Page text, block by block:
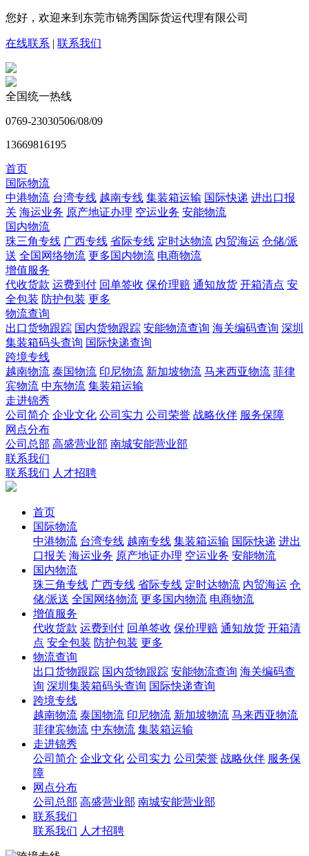
您好，欢迎来到东莞市锦秀国际货运代理有限公司
在线联系 | 联系我们
全国统一热线
0769-23030506/08/09
13669816195
首页
国际物流
中港物流 台湾专线 越南专线 集装箱运输 国际快递 进出口报
关 海运业务 原产地证办理 空运业务 安能物流
国内物流
珠三角专线 广西专线 省际专线 定时达物流 内贸海运 仓储/派
送 全国网络物流 更多国内物流 电商物流
增值服务
代收货款 运费到付 回单签收 保价理赔 通知放货 开箱清点 安
全包装 防护包装 更多
物流查询
出口货物跟踪 国内货物跟踪 安能物流查询 海关编码查询 深圳
集装箱码头查询 国际快递查询
跨境专线
越南物流 泰国物流 印尼物流 新加坡物流 马来西亚物流 菲律
宾物流 中东物流 集装箱运输
走进锦秀
公司简介 企业文化 公司实力 公司荣誉 战略伙伴 服务保障
网点分布
公司总部 高盛营业部 南城安能营业部
联系我们
联系我们 人才招聘
首页
国际物流
中港物流 台湾专线 越南专线 集装箱运输 国际快递 进出
口报关 海运业务 原产地证办理 空运业务 安能物流
国内物流
珠三角专线 广西专线 省际专线 定时达物流 内贸海运 仓
储/派送 全国网络物流 更多国内物流 电商物流
增值服务
代收货款 运费到付 回单签收 保价理赔 通知放货 开箱清
点 安全包装 防护包装 更多
物流查询
出口货物跟踪 国内货物跟踪 安能物流查询 海关编码查
询 深圳集装箱码头查询 国际快递查询
跨境专线
越南物流 泰国物流 印尼物流 新加坡物流 马来西亚物流
菲律宾物流 中东物流 集装箱运输
走进锦秀
公司简介 企业文化 公司实力 公司荣誉 战略伙伴 服务保
障
网点分布
公司总部 高盛营业部 南城安能营业部
联系我们
联系我们 人才招聘